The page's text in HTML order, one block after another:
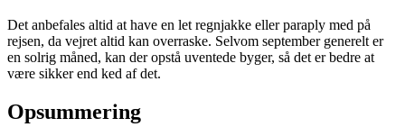
Det anbefales altid at have en let regnjakke eller paraply med på
rejsen, da vejret altid kan overraske. Selvom september generelt er
en solrig måned, kan der opstå uventede byger, så det er bedre at
være sikker end ked af det.
Opsummering